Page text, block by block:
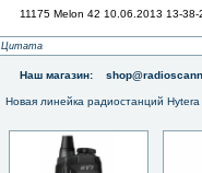
11175 Melon 42 10.06.2013 13-38-
Цитата
Наш магазин:
Новая линейка радиостанций